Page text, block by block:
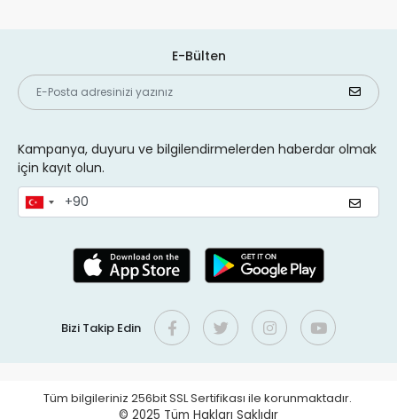
E-Bülten
Kampanya, duyuru ve bilgilendirmelerden haberdar olmak
için kayıt olun.
Bizi Takip Edin
Tüm bilgileriniz 256bit SSL Sertifikası ile korunmaktadır.
© 2025 Tüm Hakları Saklıdır